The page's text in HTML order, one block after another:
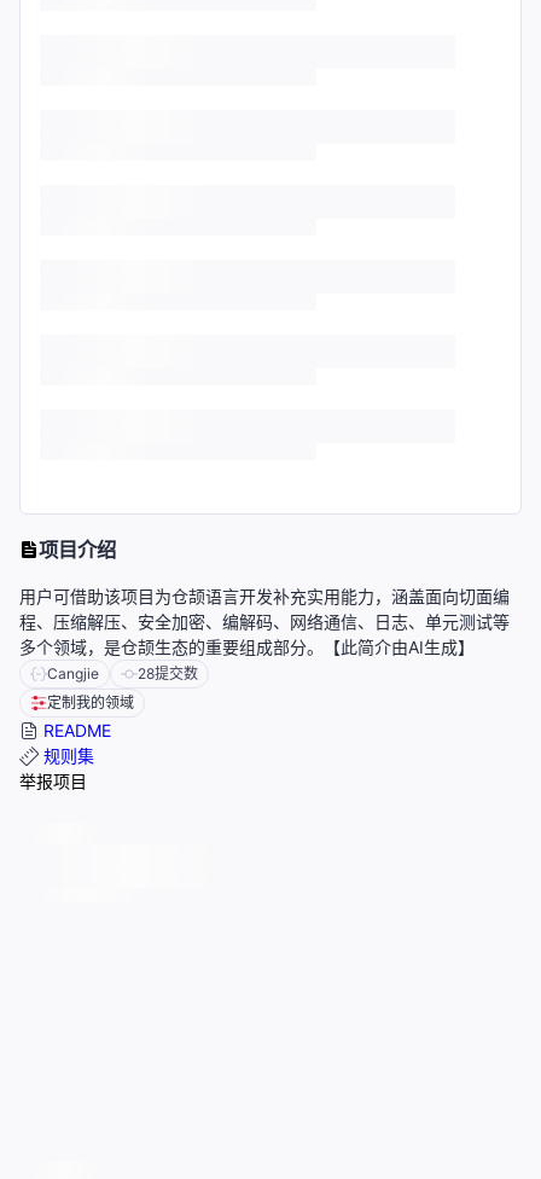
项目介绍
用户可借助该项目为仓颉语言开发补充实用能力，涵盖面向切面编
程、压缩解压、安全加密、编解码、网络通信、日志、单元测试等
多个领域，是仓颉生态的重要组成部分。【此简介由AI生成】
Cangjie 28提交数
定制我的领域
README
规则集
举报项目